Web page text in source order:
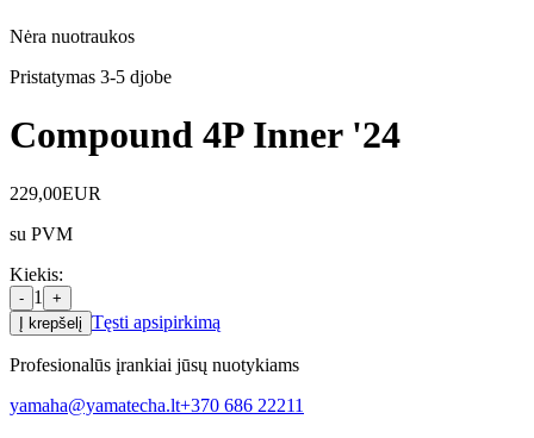
Nėra nuotraukos
Pristatymas 3-5 djobe
Compound 4P Inner '24
229,00EUR
su PVM
Kiekis:
- 1
+
Į krepšelį Tęsti apsipirkimą
Profesionalūs įrankiai jūsų nuotykiams
yamaha@yamatecha.lt+370 686 22211